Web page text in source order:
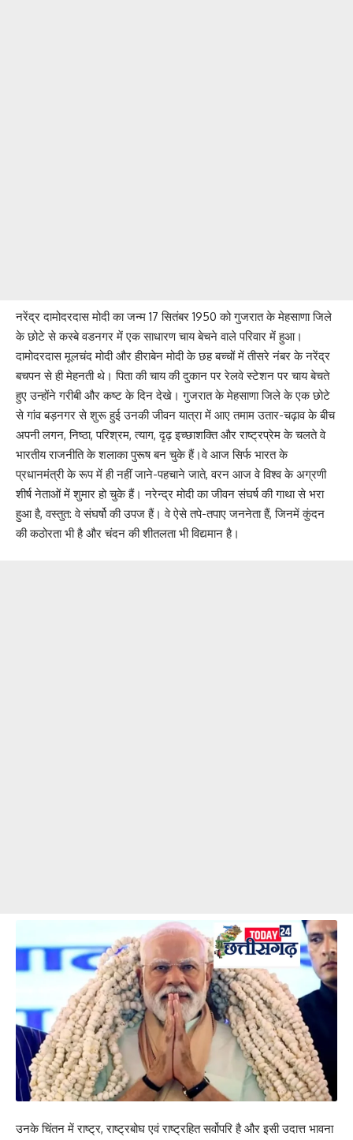
नरेंद्र दामोदरदास मोदी का जन्म 17 सितंबर 1950 को गुजरात के मेहसाणा जिले
के छोटे से कस्बे वडनगर में एक साधारण चाय बेचने वाले परिवार में हुआ।
दामोदरदास मूलचंद मोदी और हीराबेन मोदी के छह बच्चों में तीसरे नंबर के नरेंद्र
बचपन से ही मेहनती थे। पिता की चाय की दुकान पर रेलवे स्टेशन पर चाय बेचते
हुए उन्होंने गरीबी और कष्ट के दिन देखे। गुजरात के मेहसाणा जिले के एक छोटे
से गांव बड़नगर से शुरू हुई उनकी जीवन यात्रा में आए तमाम उतार-चढ़ाव के बीच
अपनी लगन, निष्ठा, परिश्रम, त्याग, दृढ़ इच्छाशक्ति और राष्ट्रप्रेम के चलते वे
भारतीय राजनीति के शलाका पुरूष बन चुके हैं।वे आज सिर्फ भारत के
प्रधानमंत्री के रूप में ही नहीं जाने-पहचाने जाते, वरन आज वे विश्व के अग्रणी
शीर्ष नेताओं में शुमार हो चुके हैं। नरेन्द्र मोदी का जीवन संघर्ष की गाथा से भरा
हुआ है, वस्तुत: वे संघर्षो की उपज हैं। वे ऐसे तपे-तपाए जननेता हैं, जिनमें कुंदन
की कठोरता भी है और चंदन की शीतलता भी विद्यमान है।
उनके चिंतन में राष्ट्र, राष्ट्रबोघ एवं राष्ट्रहित सर्वोपरि है और इसी उदात्त भावना